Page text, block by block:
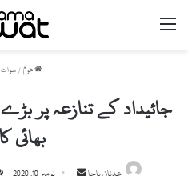
مینو
ھوم / سوات
جائیداد کے تنازعہ پر
بھائی
Send